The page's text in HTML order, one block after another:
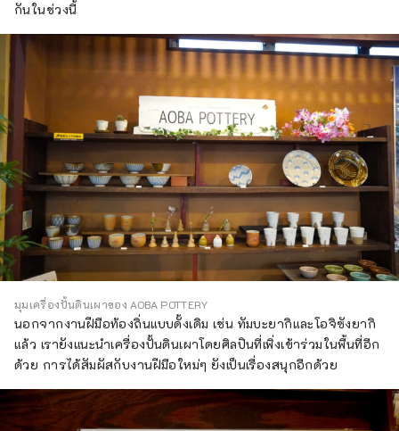
กันในช่วงนี้
มุมเครื่องปั้นดินเผาของ AOBA POTTERY
นอกจากงานฝีมือท้องถิ่นแบบดั้งเดิม เช่น ทัมบะยากิและโอจิซังยากิ
แล้ว เรายังแนะนำเครื่องปั้นดินเผาโดยศิลปินที่เพิ่งเข้าร่วมในพื้นที่อีก
ด้วย การได้สัมผัสกับงานฝีมือใหม่ๆ ยังเป็นเรื่องสนุกอีกด้วย